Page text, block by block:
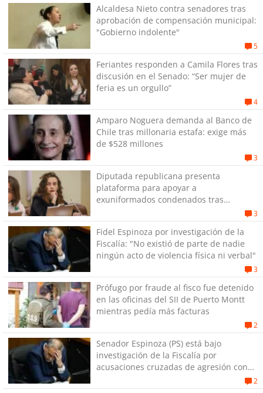
Alcaldesa Nieto contra senadores tras
aprobación de compensación municipal:
"Gobierno indolente"
5
Feriantes responden a Camila Flores tras
discusión en el Senado: “Ser mujer de
feria es un orgullo”
4
Amparo Noguera demanda al Banco de
Chile tras millonaria estafa: exige más
de $528 millones
3
Diputada republicana presenta
plataforma para apoyar a
exuniformados condenados tras
3
Fidel Espinoza por investigación de la
Fiscalía: "No existió de parte de nadie
ningún acto de violencia física ni verbal"
3
Prófugo por fraude al fisco fue detenido
en las oficinas del SII de Puerto Montt
mientras pedía más facturas
2
Senador Espinoza (PS) está bajo
investigación de la Fiscalía por
acusaciones cruzadas de agresión con
2